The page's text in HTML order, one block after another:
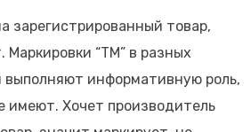
зарегистрированный товар,
“TM” в разных
выполняют информативную роль,
имеют. Хочет производитель